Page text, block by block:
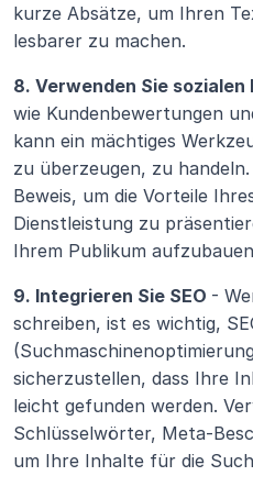
kurze Absätze, um Ihren
lesbarer zu machen.
8. Verwenden Sie sozialen
wie Kundenbewertungen
kann ein mächtiges
zu überzeugen, zu
Beweis, um die Vorteile
Dienstleistung zu
Ihrem Publikum
9. Integrieren Sie SEO -
schreiben, ist es wichtig,
sicherzustellen, dass Ihre
leicht gefunden werden.
Schlüsselwörter, Meta-
um Ihre Inhalte für die